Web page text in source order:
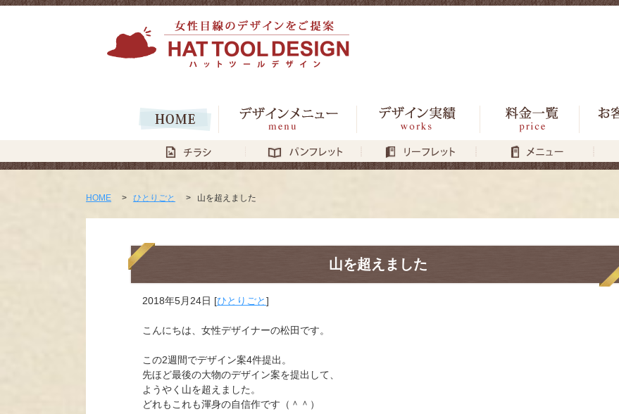
HOME > ひとりごと > 山を超えました
山を超えました
2018年5月24日 [ひとりごと]
こんにちは、女性デザイナーの松田です。
この2週間でデザイン案4件提出。
先ほど最後の大物のデザイン案を提出して、
ようやく山を超えました。
どれもこれも渾身の自信作です（＾＾）